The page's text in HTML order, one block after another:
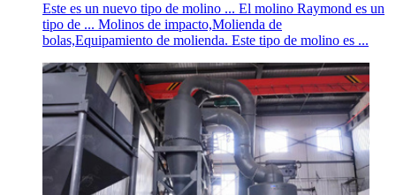
Este es un nuevo tipo de molino ... El molino Raymond es un
tipo de ... Molinos de impacto,Molienda de
bolas,Equipamiento de molienda. Este tipo de molino es ...